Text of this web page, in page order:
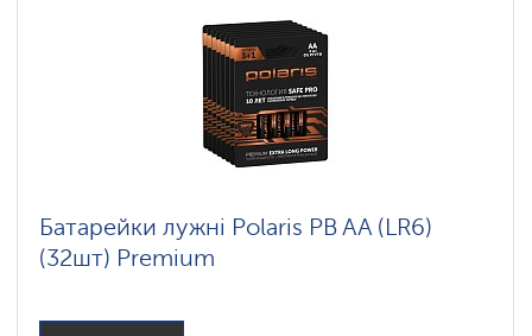
Батарейки лужні Polaris PB AA (LR6)
(32шт) Premium